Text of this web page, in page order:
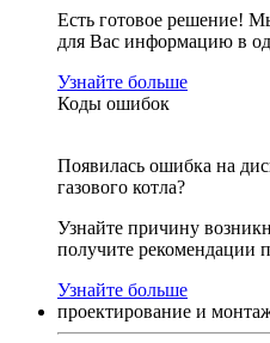
Есть готовое решение!
для Вас информацию в
Узнайте больше
Коды ошибок
Появилась ошибка на
газового котла?
Узнайте причину
получите рекомендации
Узнайте больше
проектирование и